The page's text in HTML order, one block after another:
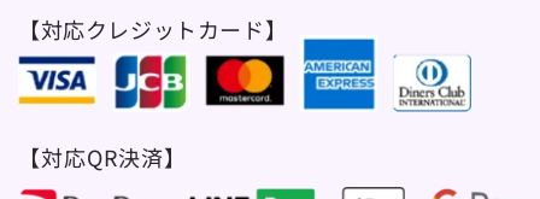
【対応クレジットカード】
【対応QR決済】